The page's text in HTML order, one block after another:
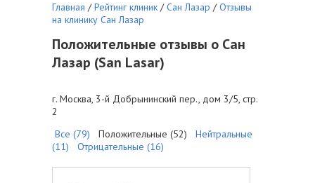
Главная / Рейтинг клиник / Сан Лазар / Отзывы
на клинику Сан Лазар
Положительные отзывы о Сан
Лазар (San Lasar)
г. Москва, 3-й Добрынинский пер., дом 3/5, стр.
2
Все (79) Положительные (52) Нейтральные
(11)
Отрицательные (16)